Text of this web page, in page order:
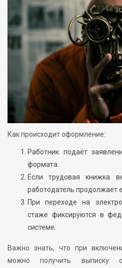
Как происходит оформление:
Работник подаёт
формата.
Если трудовая книжка
работодатель продолжает
При переходе на
стаже фиксируются в
системе.
Важно знать, что при
можно получить выписку